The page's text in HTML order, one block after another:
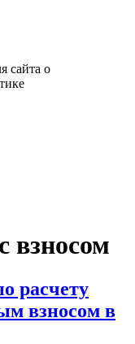
сайта о
взносом
расчету
взносом в